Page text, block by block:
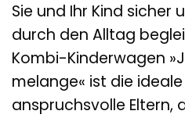
Sie und Ihr Kind sicher
durch den Alltag
Kombi-Kinderwagen
melange« ist die
anspruchsvolle Eltern,